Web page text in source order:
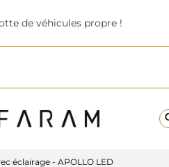
de véhicules propre !
éclairage - APOLLO LED